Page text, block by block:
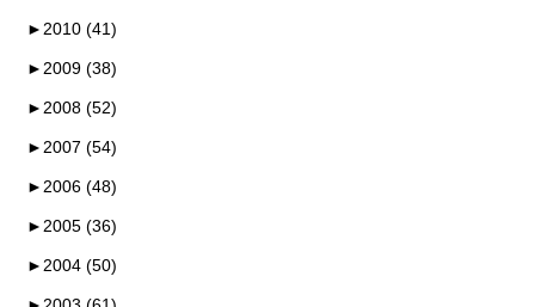
► 2010 (41)
► 2009 (38)
► 2008 (52)
► 2007 (54)
► 2006 (48)
► 2005 (36)
► 2004 (50)